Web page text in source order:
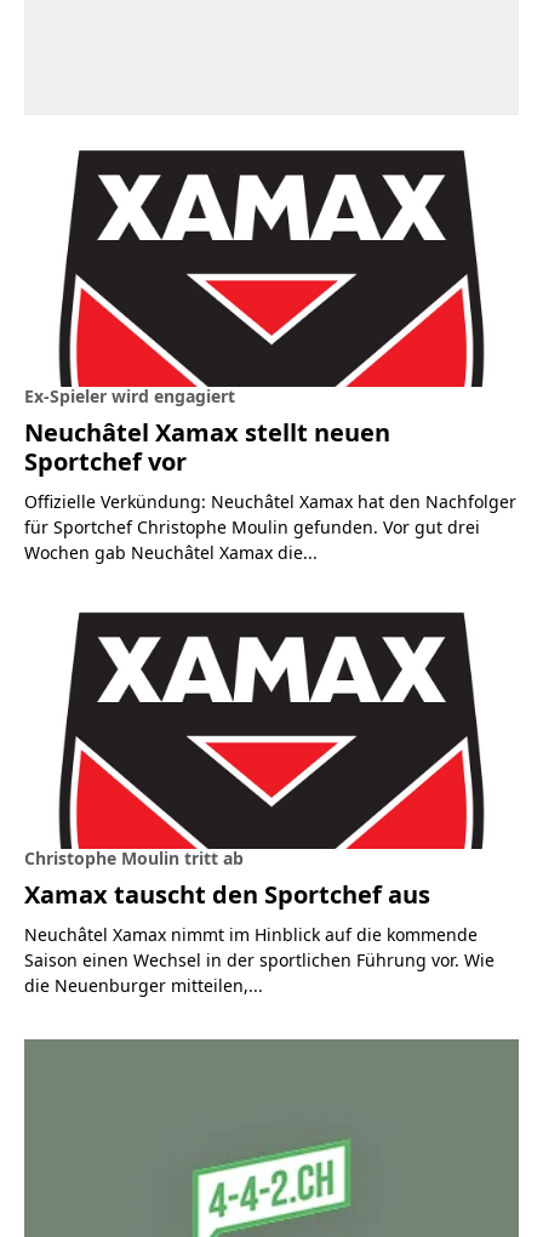
Ex-Spieler wird engagiert
Neuchâtel Xamax stellt neuen
Sportchef vor
Offizielle Verkündung: Neuchâtel Xamax hat den Nachfolger
für Sportchef Christophe Moulin gefunden. Vor gut drei
Wochen gab Neuchâtel Xamax die...
Christophe Moulin tritt ab
Xamax tauscht den Sportchef aus
Neuchâtel Xamax nimmt im Hinblick auf die kommende
Saison einen Wechsel in der sportlichen Führung vor. Wie
die Neuenburger mitteilen,...